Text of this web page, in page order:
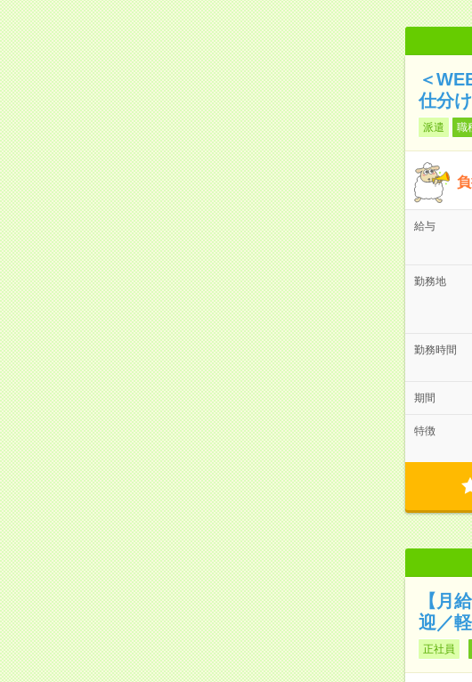
＜
仕分け
派遣 職
給与
勤務地
勤務時間
期間
特徴
【月
迎／
正社員